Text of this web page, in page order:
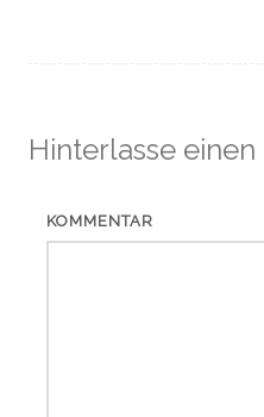
Hinterlasse einen
KOMMENTAR